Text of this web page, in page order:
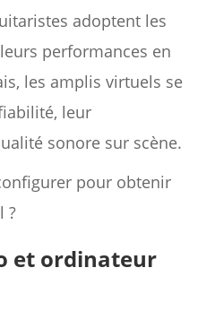
adoptent les
performances en
les amplis virtuels se
leur
sonore sur scène.
pour obtenir
?
et ordinateur